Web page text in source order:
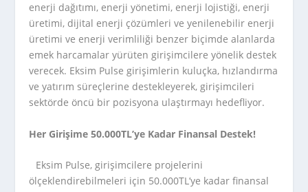
enerji dağıtımı, enerji yönetimi, enerji lojistiği, enerji
üretimi, dijital enerji çözümleri ve yenilenebilir enerji
üretimi ve enerji verimliliği benzer biçimde alanlarda
emek harcamalar yürüten girişimcilere yönelik destek
verecek. Eksim Pulse girişimlerin kuluçka, hızlandırma
ve yatırım süreçlerine destekleyerek, girişimcileri
sektörde öncü bir pozisyona ulaştırmayı hedefliyor.
Her Girişime 50.000TL’ye Kadar Finansal Destek!
Eksim Pulse, girişimcilere projelerini
ölçeklendirebilmeleri için 50.000TL’ye kadar finansal